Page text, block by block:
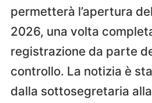
permetterà l’apertura
2026, una volta
registrazione da parte
controllo. La notizia è
dalla sottosegretaria